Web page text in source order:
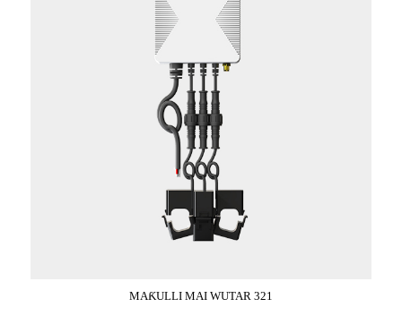
MAƘULLI MAI WUTAR 321